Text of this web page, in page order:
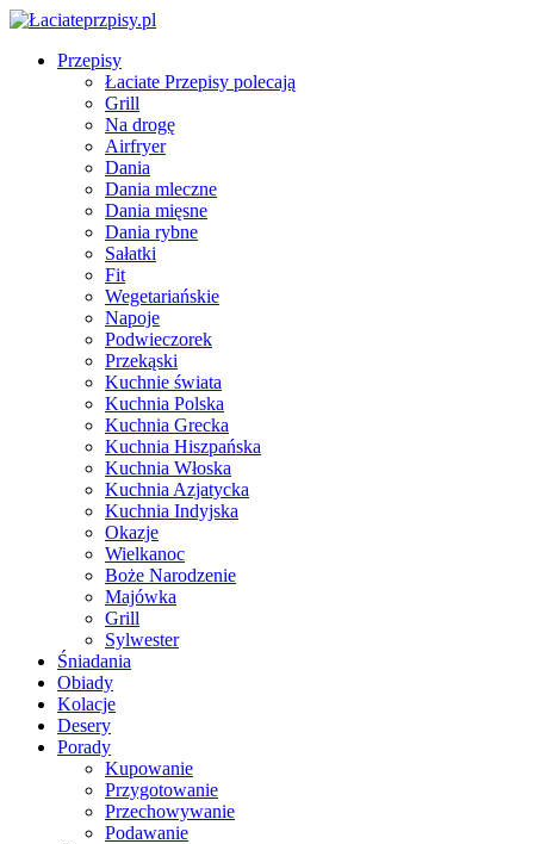
Przepisy
Łaciate Przepisy polecają
Grill
Na drogę
Airfryer
Dania
Dania mleczne
Dania mięsne
Dania rybne
Sałatki
Fit
Wegetariańskie
Napoje
Podwieczorek
Przekąski
Kuchnie świata
Kuchnia Polska
Kuchnia Grecka
Kuchnia Hiszpańska
Kuchnia Włoska
Kuchnia Azjatycka
Kuchnia Indyjska
Okazje
Wielkanoc
Boże Narodzenie
Majówka
Grill
Sylwester
Śniadania
Obiady
Kolacje
Desery
Porady
Kupowanie
Przygotowanie
Przechowywanie
Podawanie